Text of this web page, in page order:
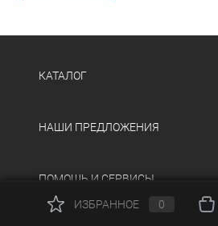
КАТАЛОГ
НАШИ ПРЕДЛОЖЕНИЯ
ПОМОЩЬ И СЕРВИСЫ
ИЗБРАННОЕ
0